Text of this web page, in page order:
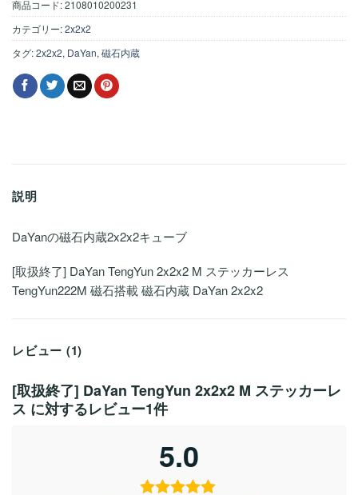
商品コード:2108010200231
カテゴリー:2x2x2
タグ:2x2x2, DaYan, 磁石内蔵
説明
DaYanの磁石内蔵2x2x2キューブ
[取扱終了] DaYan TengYun 2x2x2 M ステッカーレス
TengYun222M 磁石搭載 磁石内蔵 DaYan 2x2x2
レビュー (1)
[取扱終了] DaYan TengYun 2x2x2 M ステッカーレ
ス に対するレビュー1件
5.0